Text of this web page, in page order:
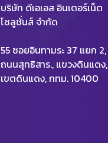
บริษัท ดีเอเอส อินเตอร์เน็ต
โซลูชั่นส์ จำกัด
55 ซอยอินทามระ 37 แยก 2,
ถนนสุทธิสาร., แขวงดินแดง,
เขตดินแดง, กทม. 10400